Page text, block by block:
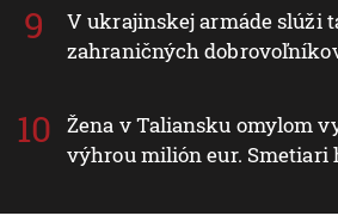
V ukrajinskej armáde slúži
zahraničných
Žena v Taliansku omylom
výhrou milión eur. Smetiari